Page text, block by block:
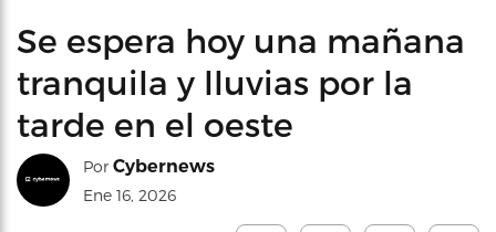
Se espera hoy una mañana
tranquila y lluvias por la
tarde en el oeste
Por Cybernews
Ene 16, 2026